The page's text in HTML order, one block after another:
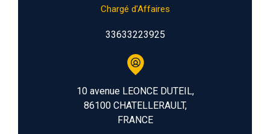
Chargé d'Affaires
33633223925
10 avenue LEONCE DUTEIL,
86100 CHATELLERAULT,
FRANCE